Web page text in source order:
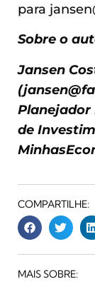
para
Sobre o
Jansen
(
Planejador
de
COMPARTILHE:
MAIS SOBRE: